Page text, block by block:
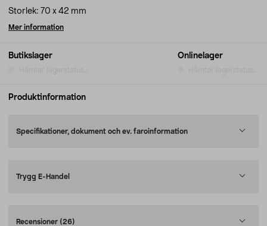
Butikslager Onlinelager
Storlek: 70 x 42 mm
Mer information
Produktinformation
Specifikationer, dokument och ev. faroinformation
Trygg E-Handel
Recensioner (26)